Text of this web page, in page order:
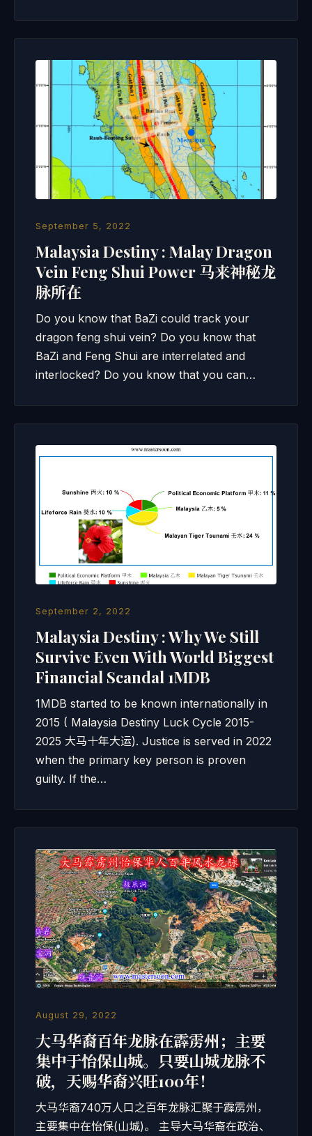
September 5, 2022
Malaysia Destiny : Malay Dragon
Vein Feng Shui Power 马来神秘龙
脉所在
Do you know that BaZi could track your
dragon feng shui vein? Do you know that
BaZi and Feng Shui are interrelated and
interlocked? Do you know that you can…
September 2, 2022
Malaysia Destiny : Why We Still
Survive Even With World Biggest
Financial Scandal 1MDB
1MDB started to be known internationally in
2015 ( Malaysia Destiny Luck Cycle 2015-
2025 大马十年大运). Justice is served in 2022
when the primary key person is proven
guilty. If the…
August 29, 2022
大马华裔百年龙脉在霹雳州；主要
集中于怡保山城。只要山城龙脉不
破，天赐华裔兴旺100年！
大马华裔740万人口之百年龙脉汇聚于霹雳州，
主要集中在怡保(山城)。 主导大马华裔在政治、